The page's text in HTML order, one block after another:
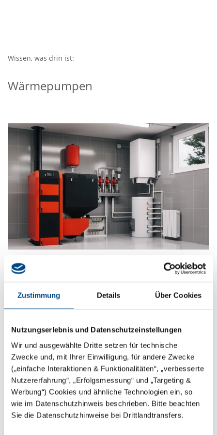
Zustimmung Details Über Cookies
Nutzungserlebnis und Datenschutzeinstellungen
Wir und ausgewählte Dritte setzen für technische
Zwecke und, mit Ihrer Einwilligung, für andere Zwecke
(„einfache Interaktionen & Funktionalitäten“, „verbesserte
Nutzererfahrung“, „Erfolgsmessung“ und „Targeting &
Werbung“) Cookies und ähnliche Technologien ein, so
wie im Datenschutzhinweis beschrieben. Bitte beachten
Sie die Datenschutzhinweise bei Drittlandtransfers.
Wissen, was drin ist:
Wärmepumpen
Die Alternative zu hohen Heizkosten
Umweltfreundliche Wärmepumpen erfreuen sich
immer mehr Haushalte die Vorteile dieser
Technologie.
Wir beraten Sie in unterschiedlichen Fragen rund um
die Wärmepumpe:
Wir analysieren, ob sich eine thermische
Grundwassernutzung für Sie lohnt. Wir helfen bei der
Erschließung von Wasserquellen wie Brunnen, Seen